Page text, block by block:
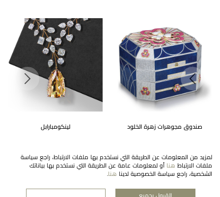
صندوق مجوهرات زهرة الخلود لينكومبارابل
لمزيد من المعلومات عن الطريقة التي نستخدم بها ملفات الارتباط، راجع سياسة
ملفات الارتباط هنا
أو لمعلومات عامة عن الطريقة التي نستخدم بها بياناتك
الشخصية، راجع سياسة الخصوصية لدينا هنا.
القبول بجميع